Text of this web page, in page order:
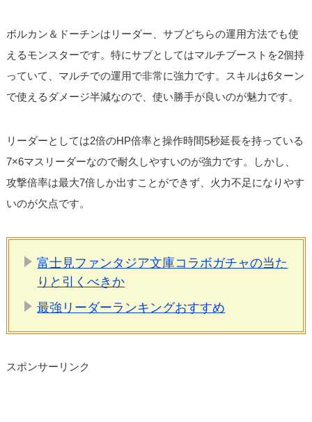
ボルカン＆ドーチンはリーダー、サブどちらの運用方法でも使
えるモンスターです。特にサブとしてはマルチブーストを2個持
っていて、マルチでの運用で非常に強力です。スキルは6ターン
で使えるダメージ半減なので、使い勝手が良いのが魅力です。
リーダーとしては2倍のHP倍率と操作時間5秒延長を持っている
7×6マスリーダーなので耐久しやすいのが強力です。しかし、
攻撃倍率は最大7倍しか出すことができず、火力不足になりやす
いのが欠点です。
富士見ファンタジア文庫コラボガチャの当た
りと引くべきか
最強リーダーランキングおすすめ
スポンサーリンク